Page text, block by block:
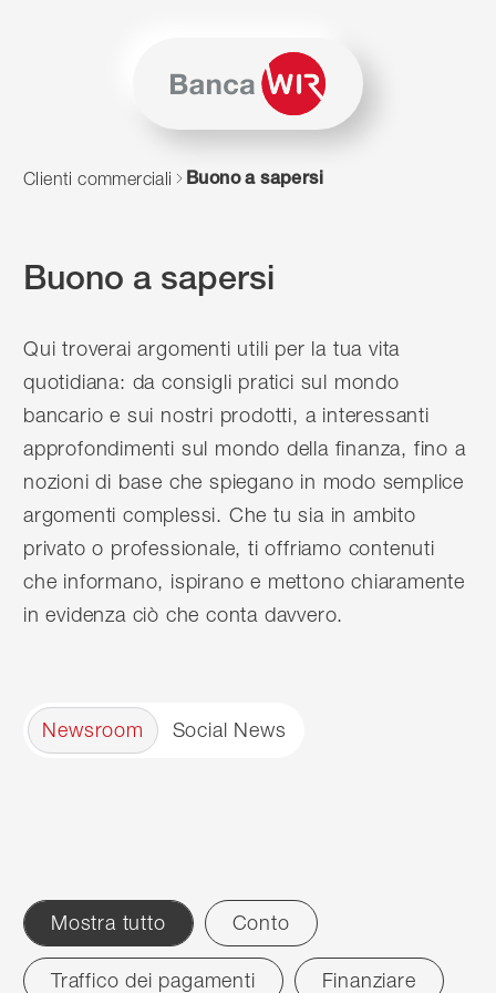
Per navigare in questo sito è necessario JavaScript. In
Clienti commerciali Buono a sapersi
Buono a sapersi
Qui troverai argomenti utili per la tua vita
quotidiana: da consigli pratici sul mondo
bancario e sui nostri prodotti, a interessanti
approfondimenti sul mondo della finanza, fino a
nozioni di base che spiegano in modo semplice
argomenti complessi. Che tu sia in ambito
privato o professionale, ti offriamo contenuti
che informano, ispirano e mettono chiaramente
in evidenza ciò che conta davvero.
Newsroom Social News
FilterMostra tutto Conto
Traffico dei pagamenti Finanziare